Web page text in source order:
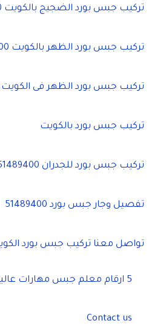
تركيب جبس بورد الضجيج بالكويت 51489400
تركيب جبس بورد الظهر بالكويت 51489400
تركيب جبس بورد الظهر فى الكويت 51489400
تركيب جبس بورد بالكويت
تركيب جبس بورد للجدران 51489400
تفصيل وجار جبس بورد 51489400
تواصل معنا تركيب جبس بورد
5 ارقام معلم جبس مهارات عالية الكويت 51489400
Contact us